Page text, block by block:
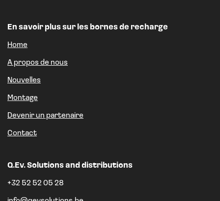
En savoir plus sur les bornes de recharge
Home
A propos de nous
Nouvelles
Montage
Devenir un partenaire
Contact
Q.Ev. Solutions and distributions
+32 52 52 05 28